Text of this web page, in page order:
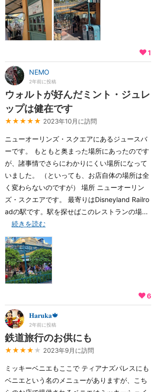
1
NEMO
2年前に投稿
ウォルトが好んだミント・ジュレ
ップは健在です
★★★★★ 2023年10月に訪問
ニューオーリンズ・スクエアにあるジュースバ
ーです。 もともと奥まった場所にあったのです
が、諸事情でさらにわかりにくい場所になって
いました。 （といっても、お店自体の場所は全
く変わらないのですが） 場所 ニューオーリン
ズ・スクエアです。 最寄りはDisneyland Railro
adの駅です。駅を探せばこのレストランの場...
続きを読む
6
𝐇𝐚𝐫𝐮𝐤𝐚🍁
2年前に投稿
鉄道旅行のお供にも
★★★★ ★ 2023年9月に訪問
ミッキーベニエもここで ティアナズパレスにも
ベニエという名のメニューがありますが、こち